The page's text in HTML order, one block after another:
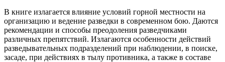
В книге излагается влияние условий горной местности на
организацию и ведение разведки в современном бою. Даются
рекомендации и способы преодоления разведчиками
различных препятствий. Излагаются особенности действий
разведывательных подразделений при наблюдении, в поиске,
засаде, при действиях в тылу противника, а также в составе